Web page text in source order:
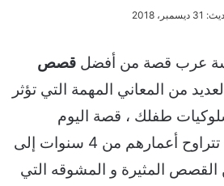
2018
عرب قصة من أفضل قصص
من المعاني المهمة التي تؤثر
طفلك ، قصة اليوم
تناسب الأطفال التي تتراوح أعمارهم من 4 سنوات إلى
القصص المثيرة و المشوقه التي